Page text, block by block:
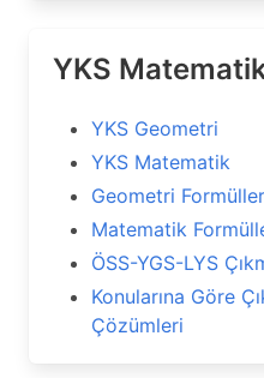
YKS
YKS Geometri
YKS Matematik
Geometri
Matematik
ÖSS-YGS-LYS
Konularına Göre
Çözümleri